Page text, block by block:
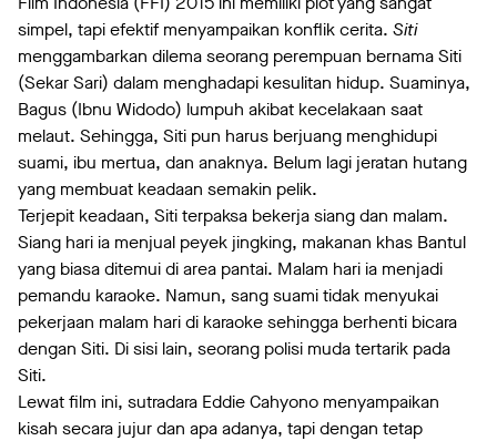
simpel, tapi efektif menyampaikan konflik cerita. Siti
menggambarkan dilema seorang perempuan bernama Siti
(Sekar Sari) dalam menghadapi kesulitan hidup. Suaminya,
Bagus (Ibnu Widodo) lumpuh akibat kecelakaan saat
melaut. Sehingga, Siti pun harus berjuang menghidupi
suami, ibu mertua, dan anaknya. Belum lagi jeratan hutang
yang membuat keadaan semakin pelik.
Terjepit keadaan, Siti terpaksa bekerja siang dan malam.
Siang hari ia menjual peyek jingking, makanan khas Bantul
yang biasa ditemui di area pantai. Malam hari ia menjadi
pemandu karaoke. Namun, sang suami tidak menyukai
pekerjaan malam hari di karaoke sehingga berhenti bicara
dengan Siti. Di sisi lain, seorang polisi muda tertarik pada
Siti.
Lewat film ini, sutradara Eddie Cahyono menyampaikan
kisah secara jujur dan apa adanya, tapi dengan tetap